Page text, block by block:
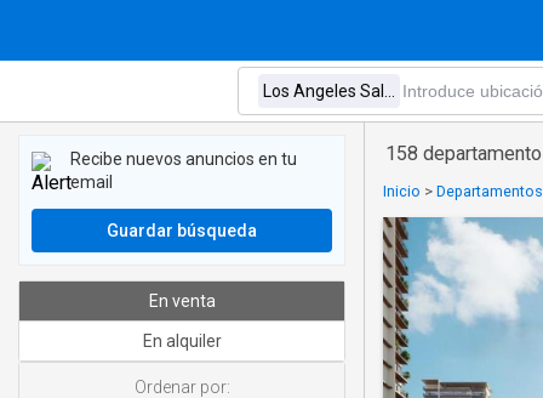
158
Inicio >
Recibe nuevos anuncios en tu
email
Guardar búsqueda
En venta
En alquiler
Ordenar por: